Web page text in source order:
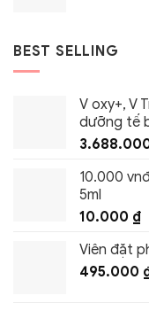
BEST SELLING
V oxy+, V
dưỡng tế
10.000
5ml
10.000 ₫
Viên đặt
495.000